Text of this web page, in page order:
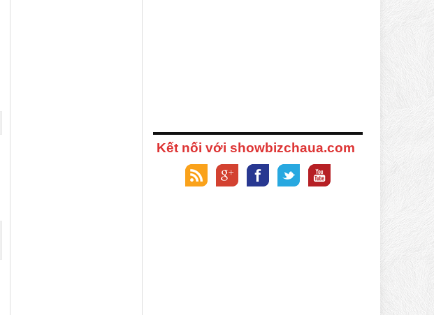
Kết nối với showbizchaua.com